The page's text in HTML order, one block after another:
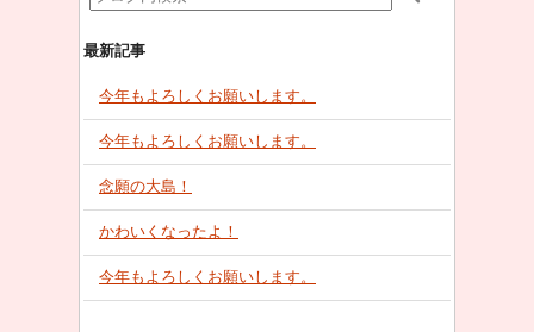
最新記事
今年もよろしくお願いします。
今年もよろしくお願いします。
念願の大島！
かわいくなったよ！
今年もよろしくお願いします。